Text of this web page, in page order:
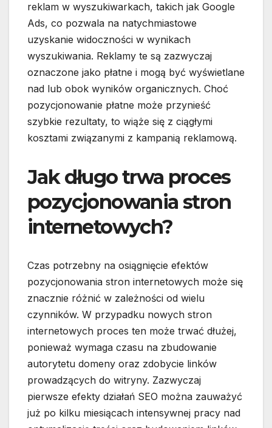
reklam w wyszukiwarkach, takich jak Google
Ads, co pozwala na natychmiastowe
uzyskanie widoczności w wynikach
wyszukiwania. Reklamy te są zazwyczaj
oznaczone jako płatne i mogą być wyświetlane
nad lub obok wyników organicznych. Choć
pozycjonowanie płatne może przynieść
szybkie rezultaty, to wiąże się z ciągłymi
kosztami związanymi z kampanią reklamową.
Jak długo trwa proces
pozycjonowania stron
internetowych?
Czas potrzebny na osiągnięcie efektów
pozycjonowania stron internetowych może się
znacznie różnić w zależności od wielu
czynników. W przypadku nowych stron
internetowych proces ten może trwać dłużej,
ponieważ wymaga czasu na zbudowanie
autorytetu domeny oraz zdobycie linków
prowadzących do witryny. Zazwyczaj
pierwsze efekty działań SEO można zauważyć
już po kilku miesiącach intensywnej pracy nad